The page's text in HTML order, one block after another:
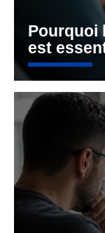
Pourquoi
est